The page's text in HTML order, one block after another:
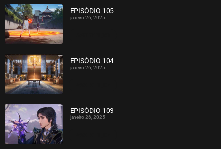
EPISÓDIO 105
janeiro 26, 2025
EPISÓDIO 104
janeiro 26, 2025
EPISÓDIO 103
janeiro 26, 2025